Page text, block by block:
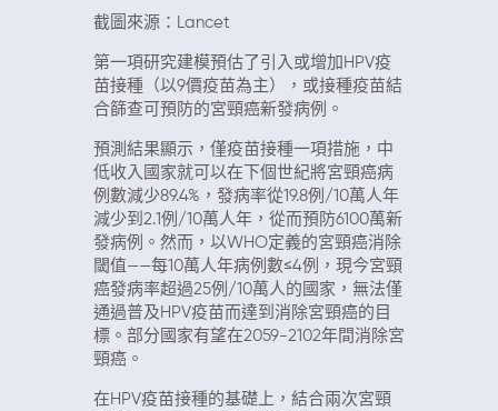
截圖來源：Lancet
第一項研究建模預估了引入或增加HPV疫
苗接種（以9價疫苗為主），或接種疫苗結
合篩查可預防的宮頸癌新發病例。
預測結果顯示，僅疫苗接種一項措施，中
低收入國家就可以在下個世紀將宮頸癌病
例數減少89.4%，發病率從19.8例/10萬人年
減少到2.1例/10萬人年，從而預防6100萬新
發病例。然而，以WHO定義的宮頸癌消除
閾值——每10萬人年病例數≤4例，現今宮頸
癌發病率超過25例/10萬人的國家，無法僅
通過普及HPV疫苗而達到消除宮頸癌的目
標。部分國家有望在2059-2102年間消除宮
頸癌。
在HPV疫苗接種的基礎上，結合兩次宮頸